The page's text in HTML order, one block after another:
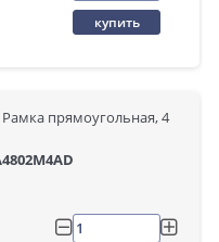
купить
Рамка прямоугольная, 4